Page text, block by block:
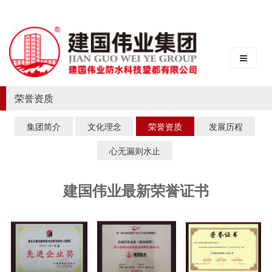
荣誉资质
集团简介 文化理念 荣誉资质
发展历程
心无漏则水止
建国伟业最新荣誉证书